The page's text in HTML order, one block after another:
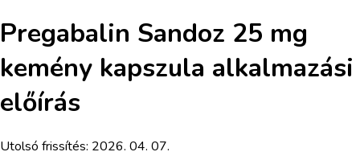
Pregabalin Sandoz 25 mg
kemény kapszula alkalmazási
előírás
Utolsó frissítés: 2026. 04. 07.